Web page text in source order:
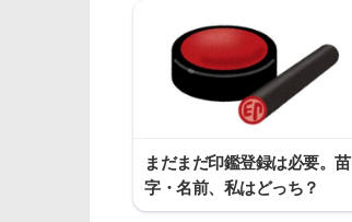
まだまだ印鑑登録は必要。苗
字・名前、私はどっち？